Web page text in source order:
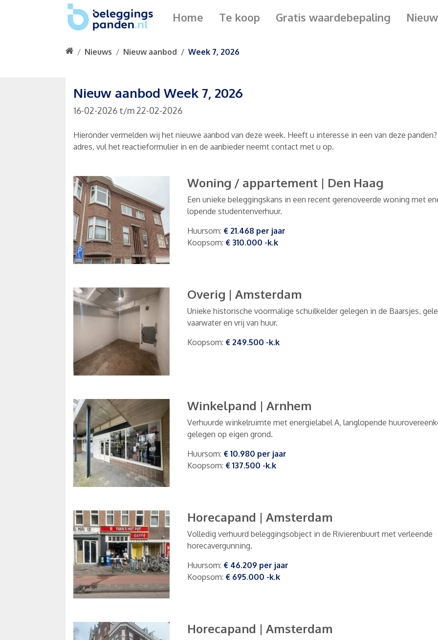
Home Te koop Gratis waardebepaling
Nieuws Nieuw aanbod Week 7, 2026
Nieuw aanbod Week 7, 2026
16-02-2026 t/m22-02-2026
Hieronder vermelden wij het nieuwe aanbod van deze week. Heeft u interesse in een van deze
adres, vul het reactieformulier in en de aanbieder neemt contact met u op.
Woning / appartement | Den Haag
Een unieke beleggingskans in een recent gerenoveerde woning met
lopende studentenverhuur.
Huursom: € 21.468 per jaar
Koopsom: € 310.000 -k.k
Overig |Amsterdam
Unieke historische voormalige schuilkelder gelegen in de Baarsjes,
vaarwater en vrij van huur.
Koopsom: € 249.500 -k.k
Winkelpand |Arnhem
Verhuurde winkelruimte met energielabel A, langlopende
gelegen op eigen grond.
Huursom: € 10.980 per jaar
Koopsom: € 137.500 -k.k
Horecapand |Amsterdam
Volledig verhuurd beleggingsobject in de Rivierenbuurt met verleende
horecavergunning.
Huursom: € 46.209 per jaar
Koopsom: € 695.000 -k.k
Horecapand |Amsterdam